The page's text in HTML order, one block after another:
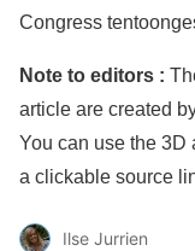
Congress
Note to editors :
article are created
You can use the 3D
a clickable source
Ilse Jurrien